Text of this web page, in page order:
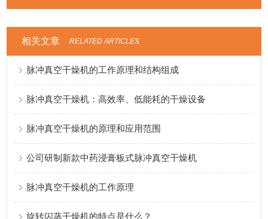
相关文章 RELATED ARTICLES
脉冲真空干燥机的工作原理和结构组成
脉冲真空干燥机：高效率、低能耗的干燥设备
脉冲真空干燥机的原理和应用范围
公司研制新款中药浸膏板式脉冲真空干燥机
脉冲真空干燥机的工作原理
旋转闪蒸干燥机的特点是什么？